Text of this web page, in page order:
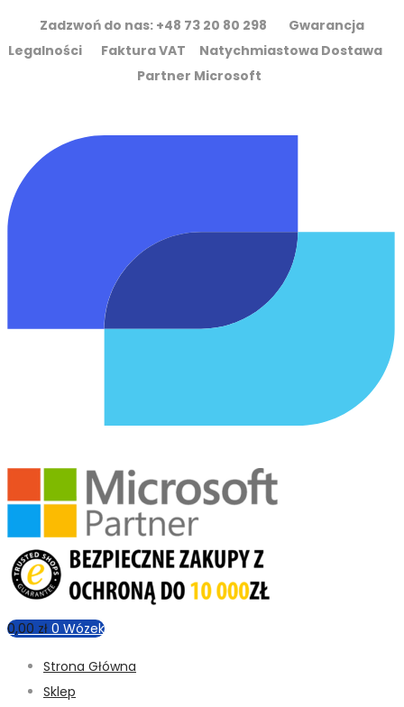
Zadzwoń do nas: +48 73 20 80 298 Gwarancja
Legalności Faktura VAT Natychmiastowa Dostawa
Partner Microsoft
0,00 zł 0 Wózek
Strona Główna
Sklep